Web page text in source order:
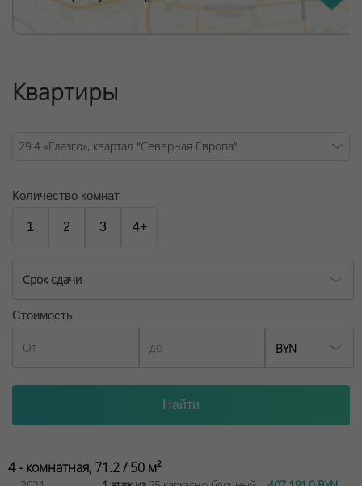
Новостройка расположится вдоль продолжения улицы
Дом расположится вдоль продолжения улицы
общественного транспорта
красивой небесной тонировкой и
ультрасовременными архитектурными решениями!
В здании 25 этажей с квартирами площадью от 28 до
последнем этажах – 3 метра и более. Свободная
планировка квартир позволит создать интерьер под
свой вкус и стиль!
панорамными видами Глазго, царит атмосфера
стойка консьержа, зона ожидания гостей, санитарная
комната с пеленальным столиком. И даже место для
букшеринга, то есть обмена книгами!
В доме будет отдельное помещение для хранения
велосипедов в количестве 10 штук, а также
Квартиры
Количество комнат
1 2 3 4+
Срок сдачи
Стоимость
BYN
4 - комнатная, 71.2 / 50 м²